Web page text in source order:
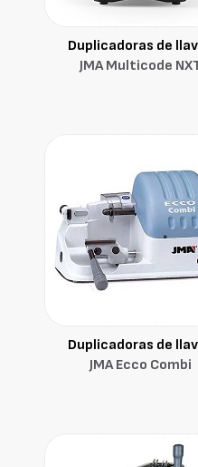
Duplicadoras de
JMA Multicode
Duplicadoras de
JMA Ecco Combi